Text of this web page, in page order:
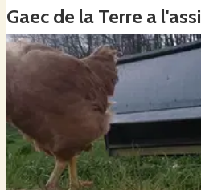
Gaec de la Terre a